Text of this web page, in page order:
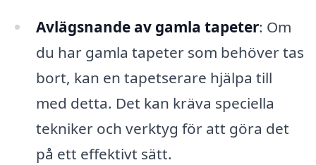
Avlägsnande av gamla tapeter: Om
du har gamla tapeter som behöver tas
bort, kan en tapetserare hjälpa till
med detta. Det kan kräva speciella
tekniker och verktyg för att göra det
på ett effektivt sätt.